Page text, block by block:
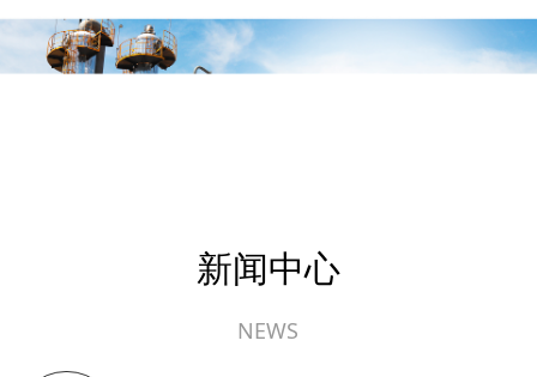
新闻中心
NEWS